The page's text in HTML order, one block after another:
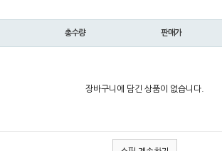
총수량 판매가
장바구니에 담긴 상품이 없습니다.